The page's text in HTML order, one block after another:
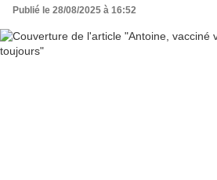
Publié le 28/08/2025 à 16:52